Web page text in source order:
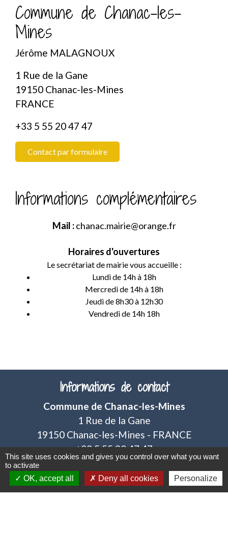
Commune de Chanac-les-
Mines
Jérôme MALAGNOUX
1 Rue de la Gane
19150 Chanac-les-Mines
FRANCE
+33 5 55 20 47 47
Contact par formulaire
Informations complémentaires
Mail :chanac.mairie@orange.fr
Horaires d'ouvertures
Le secrétariat de mairie vous accueille :
Lundi de 14h à 18h
Mercredi de 14h à 18h
Jeudi de 8h30 à 12h30
Vendredi de 14h 18h
Informations de contact
Commune de Chanac-les-Mines
1 Rue de la Gane
19150 Chanac-les-Mines - FRANCE
+33 5 55 20 47 47
This site uses cookies and gives you control over what you want
to activate
OK, accept all
Deny all cookies Personalize